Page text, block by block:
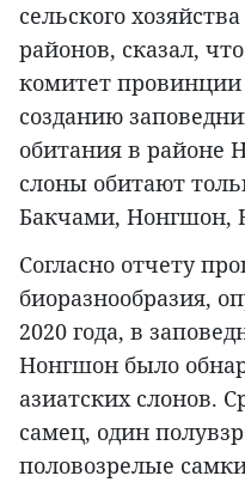
сельского
районов, сказал,
комитет провинции
созданию
обитания в районе
слоны обитают
Бакчами, Нонгшон,
Согласно отчету
биоразнообразия,
2020 года, в
Нонгшон было
азиатских слонов.
самец, один
половозрелые